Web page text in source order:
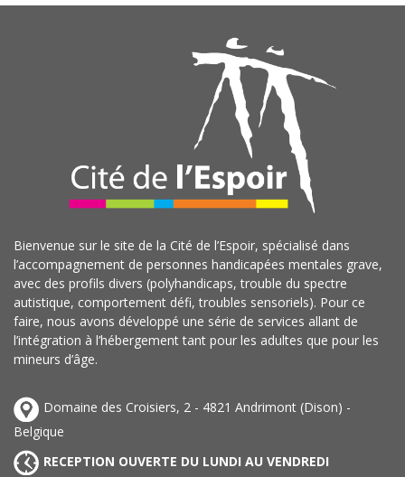
Bienvenue sur le site de la Cité de l’Espoir, spécialisé dans
l’accompagnement de personnes handicapées mentales grave,
avec des profils divers (polyhandicaps, trouble du spectre
autistique, comportement défi, troubles sensoriels). Pour ce
faire, nous avons développé une série de services allant de
l’intégration à l’hébergement tant pour les adultes que pour les
mineurs d’âge.
Domaine des Croisiers, 2 - 4821 Andrimont (Dison) -
Belgique
RECEPTION OUVERTE DU LUNDI AU VENDREDI